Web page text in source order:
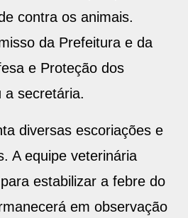
contra os animais.
da Prefeitura e da
e Proteção dos
a secretária.
diversas escoriações e
A equipe veterinária
estabilizar a febre do
em observação